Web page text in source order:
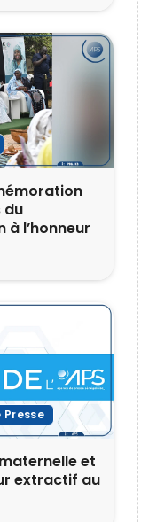
du
l’honneur
Presse
et
extractif au